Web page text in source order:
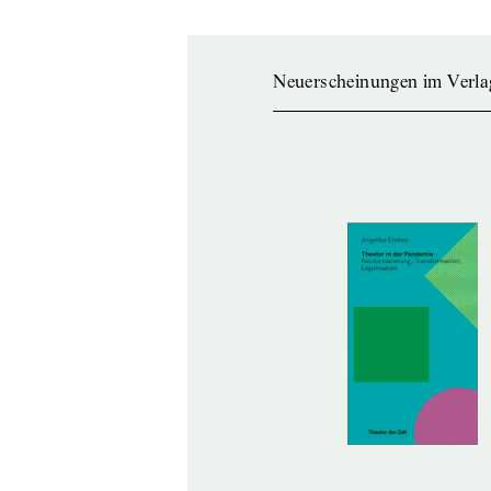
Neuerscheinungen im